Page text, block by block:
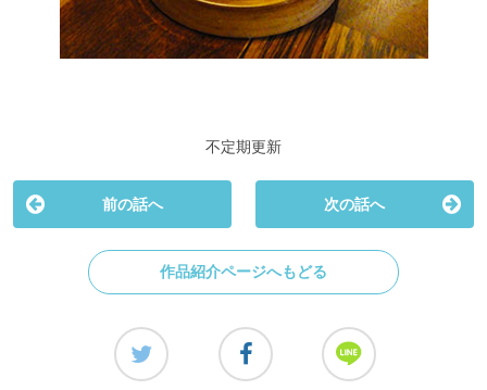
不定期更新
前の話へ 次の話へ
作品紹介ページへもどる